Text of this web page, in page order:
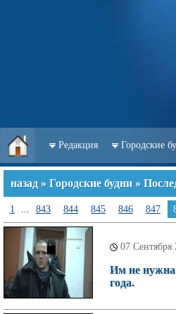
Редакция Городские
назад » Городские будни »
1 ... 843 844 845 846 847
07 Сентября
Им не нужна
года.